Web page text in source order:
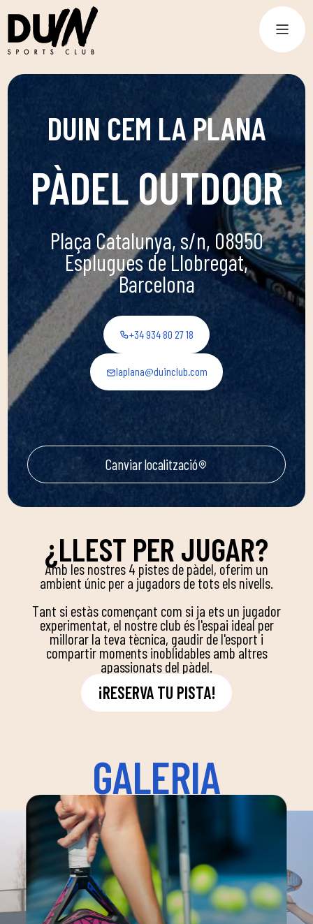
DUIN CEM LA PLANA
PÀDEL OUTDOOR
Plaça Catalunya, s/n, 08950
Esplugues de Llobregat,
Barcelona
+34 934 80 27 18
laplana@duinclub.com
Canviar localització
¿LLEST PER JUGAR?
Amb les nostres 4 pistes de pàdel, oferim un
ambient únic per a jugadors de tots els nivells.
Tant si estàs començant com si ja ets un jugador
experimentat, el nostre club és l'espai ideal per
millorar la teva tècnica, gaudir de l'esport i
compartir moments inoblidables amb altres
apassionats del pàdel.
¡RESERVA TU PISTA!
GALERIA